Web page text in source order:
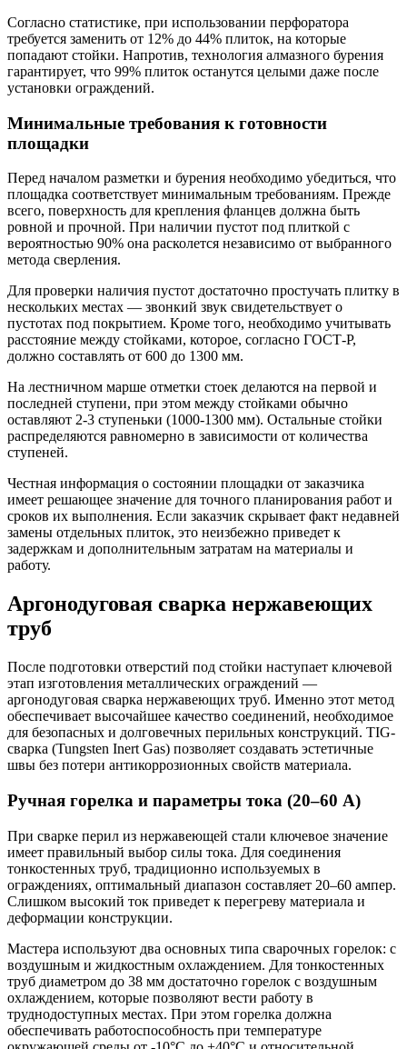
Согласно статистике, при использовании перфоратора
требуется заменить от 12% до 44% плиток, на которые
попадают стойки. Напротив, технология алмазного бурения
гарантирует, что 99% плиток останутся целыми даже после
установки ограждений.
Минимальные требования к готовности
площадки
Перед началом разметки и бурения необходимо убедиться, что
площадка соответствует минимальным требованиям. Прежде
всего, поверхность для крепления фланцев должна быть
ровной и прочной. При наличии пустот под плиткой с
вероятностью 90% она расколется независимо от выбранного
метода сверления.
Для проверки наличия пустот достаточно простучать плитку в
нескольких местах — звонкий звук свидетельствует о
пустотах под покрытием. Кроме того, необходимо учитывать
расстояние между стойками, которое, согласно ГОСТ-Р,
должно составлять от 600 до 1300 мм.
На лестничном марше отметки стоек делаются на первой и
последней ступени, при этом между стойками обычно
оставляют 2-3 ступеньки (1000-1300 мм). Остальные стойки
распределяются равномерно в зависимости от количества
ступеней.
Честная информация о состоянии площадки от заказчика
имеет решающее значение для точного планирования работ и
сроков их выполнения. Если заказчик скрывает факт недавней
замены отдельных плиток, это неизбежно приведет к
задержкам и дополнительным затратам на материалы и
работу.
Аргонодуговая сварка нержавеющих
труб
После подготовки отверстий под стойки наступает ключевой
этап изготовления металлических ограждений —
аргонодуговая сварка нержавеющих труб. Именно этот метод
обеспечивает высочайшее качество соединений, необходимое
для безопасных и долговечных перильных конструкций. TIG-
сварка (Tungsten Inert Gas) позволяет создавать эстетичные
швы без потери антикоррозионных свойств материала.
Ручная горелка и параметры тока (20–60 А)
При сварке перил из нержавеющей стали ключевое значение
имеет правильный выбор силы тока. Для соединения
тонкостенных труб, традиционно используемых в
ограждениях, оптимальный диапазон составляет 20–60 ампер.
Слишком высокий ток приведет к перегреву материала и
деформации конструкции.
Мастера используют два основных типа сварочных горелок: с
воздушным и жидкостным охлаждением. Для тонкостенных
труб диаметром до 38 мм достаточно горелок с воздушным
охлаждением, которые позволяют вести работу в
труднодоступных местах. При этом горелка должна
обеспечивать работоспособность при температуре